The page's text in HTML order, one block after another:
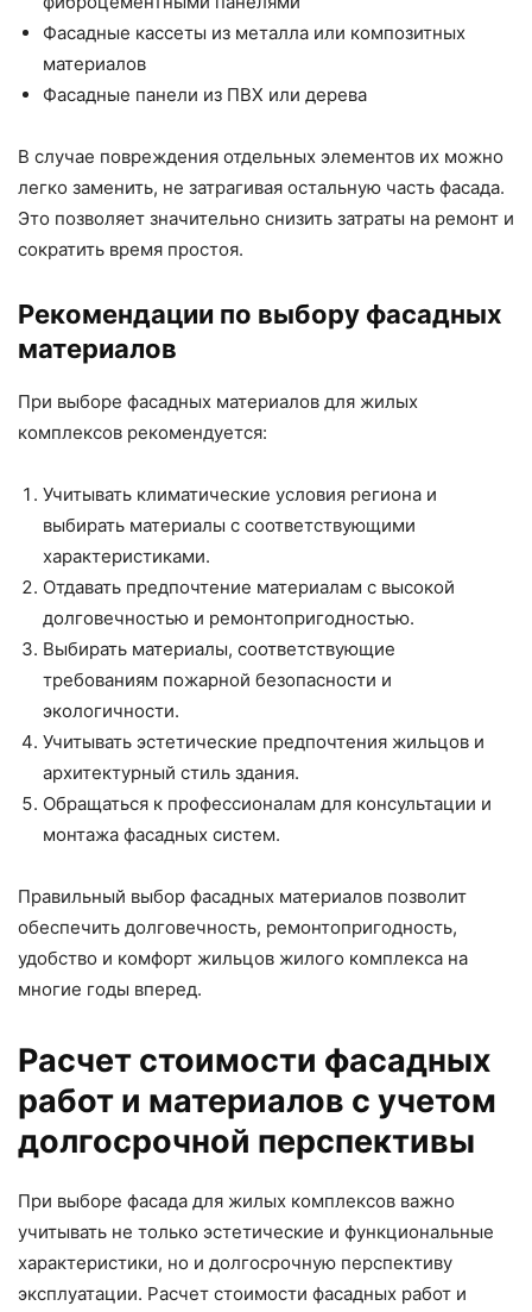
Фасадные кассеты из металла или композитных
материалов
Фасадные панели из ПВХ или дерева
В случае повреждения отдельных элементов их можно
легко заменить, не затрагивая остальную часть фасада.
Это позволяет значительно снизить затраты на ремонт и
сократить время простоя.
Рекомендации по выбору фасадных
материалов
При выборе фасадных материалов для жилых
комплексов рекомендуется:
Учитывать климатические условия региона и
выбирать материалы с соответствующими
характеристиками.
Отдавать предпочтение материалам с высокой
долговечностью и ремонтопригодностью.
Выбирать материалы, соответствующие
требованиям пожарной безопасности и
экологичности.
Учитывать эстетические предпочтения жильцов и
архитектурный стиль здания.
Обращаться к профессионалам для консультации и
монтажа фасадных систем.
Правильный выбор фасадных материалов позволит
обеспечить долговечность, ремонтопригодность,
удобство и комфорт жильцов жилого комплекса на
многие годы вперед.
Расчет стоимости фасадных
работ и материалов с учетом
долгосрочной перспективы
При выборе фасада для жилых комплексов важно
учитывать не только эстетические и функциональные
характеристики, но и долгосрочную перспективу
эксплуатации. Расчет стоимости фасадных работ и